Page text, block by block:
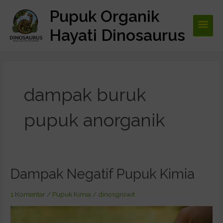
konten
Pupuk Organik
Hayati Dinosaurus
dampak buruk
pupuk anorganik
Dampak Negatif Pupuk Kimia
1 Komentar / Pupuk Kimia / dinosgrowit
Dampak
Pupuk
Kimia